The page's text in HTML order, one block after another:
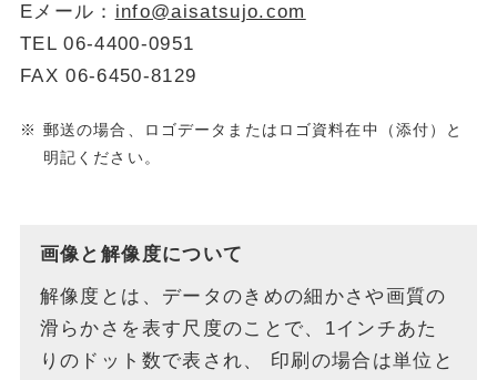
Eメール： info@aisatsujo.com
TEL 06-4400-0951
FAX 06-6450-8129
郵送の場合、ロゴデータまたはロゴ資料在中（添付）と
明記ください。
画像と解像度について
解像度とは、データのきめの細かさや画質の
滑らかさを表す尺度のことで、1インチあた
りのドット数で表され、
印刷の場合は単位と